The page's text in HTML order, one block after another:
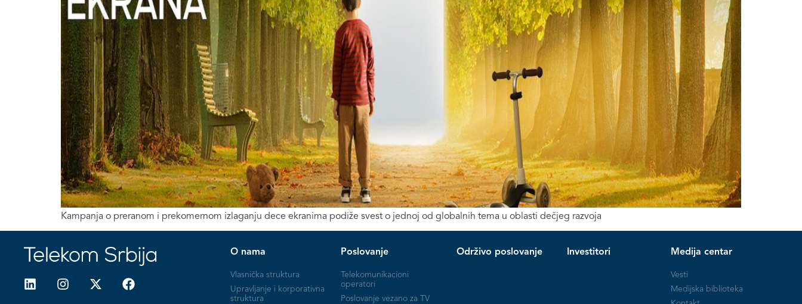
Kampanja o preranom i prekomernom izlaganju dece ekranima podiže svest o jednoj od globalnih tema u oblasti dečjeg razvoja
O nama
Vlasnička struktura
Upravljanje i korporativna
struktura
Poslovanje
Telekomunikacioni
operatori
Poslovanje vezano za TV
Održivo poslovanje Investitori Medija centar
Vesti
Medijska biblioteka